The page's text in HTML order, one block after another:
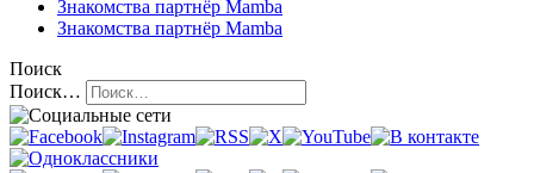
Знакомства партнёр Mamba
Знакомства партнёр Mamba
Поиск
Поиск…